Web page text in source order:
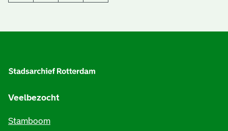
m
Veelbezocht
Stamboom